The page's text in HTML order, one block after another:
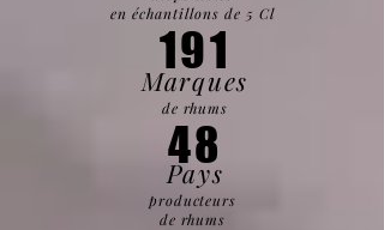
en échantillons de 5 Cl
191
Marques
de rhums
48
Pays
producteurs
de rhums